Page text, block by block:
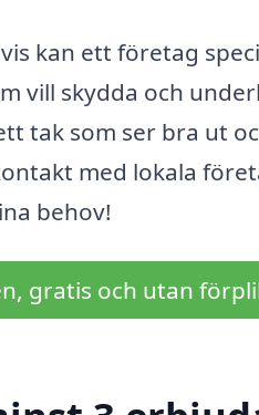
kan ett företag
vill skydda och
tak som ser bra ut
med lokala
behov!
gratis och utan